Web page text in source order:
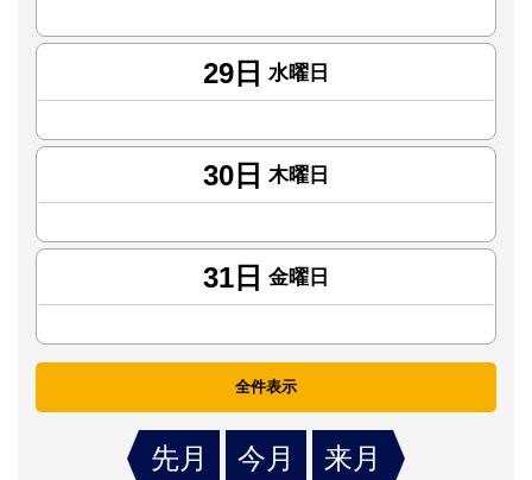
29日 水曜日
30日 木曜日
31日 金曜日
全件表示
先月 今月 来月